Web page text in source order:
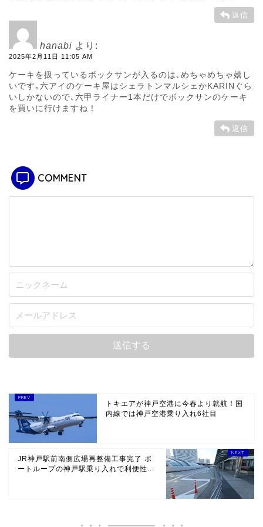
返信
hanabi より:
2025年2月11日 11:05 AM
ケーキを扱っているボックサンが入るのは､めちゃめちゃ嬉し
いです｡六アイのケーキ屋はシェラトンマルシェかKARINぐら
いしかないので､六甲ライナー1本だけでボックサンのケーキ
を買いに行けますね！
返信
COMMENT
トキエアが神戸空港に今春より就航！国
内線では神戸空港乗り入れ6社目
JR神戸駅前南側広場再整備工事完了 ポ
ートループの神戸駅乗り入れで利便性...